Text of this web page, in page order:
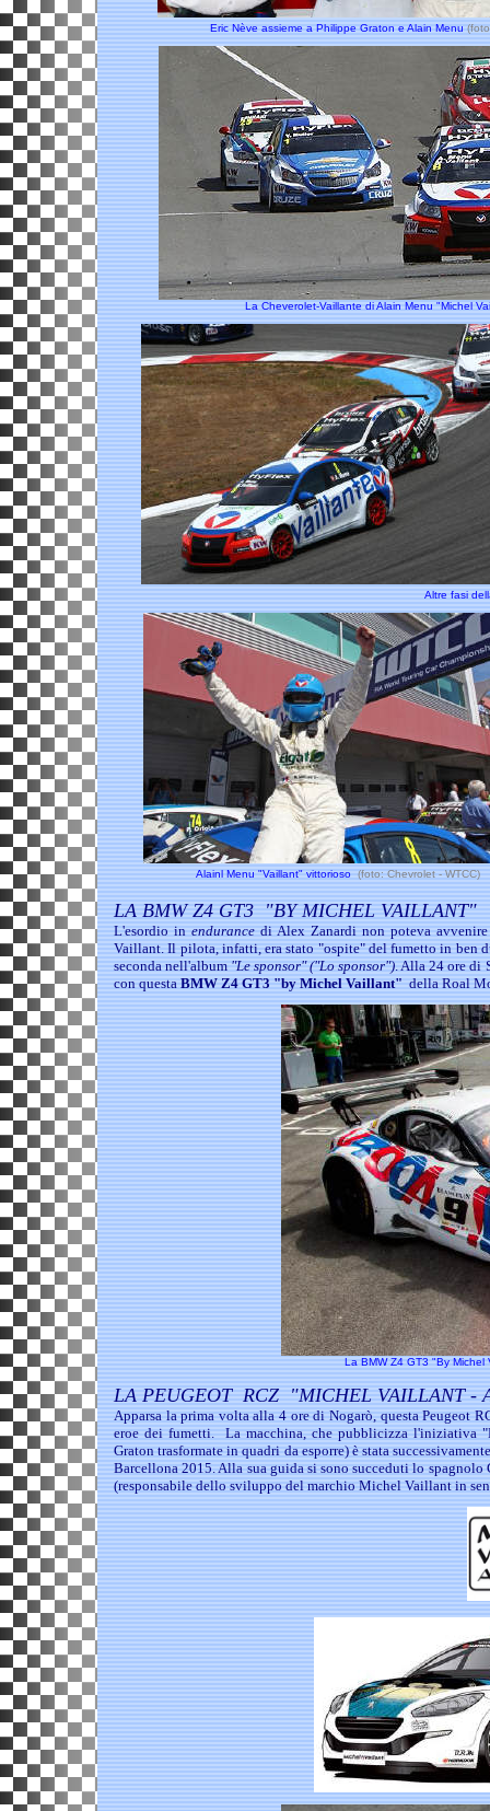
Eric Nève assieme a Philippe Graton e Alain Menu (
La Cheverolet-Vaillante di Alain Menu "Michel
Altre fasi
Alainl Menu "Vaillant" vittorioso (foto: Chevrolet - WTCC)
LA BMW Z4 GT3 "BY MICHEL VAILLANT"
L'esordio in endurance di Alex Zanardi non poteva
Vaillant. Il pilota, infatti, era stato "ospite" del fumetto in ben
seconda nell'album "Le sponsor" ("Lo sponsor"). Alla 24 ore di
con questa BMW Z4 GT3 "by Michel Vaillant" della Roal
La BMW Z4 GT3 "By
LA PEUGEOT RCZ "MICHEL VAILLANT -
Apparsa la prima volta alla 4 ore di Nogarò, questa Peugeot
eroe dei fumetti. La macchina, che pubblicizza l'iniziativa
Graton trasformate in quadri da esporre) è stata
Barcellona 2015. Alla sua guida si sono succeduti lo spagnolo
(responsabile dello sviluppo del marchio Michel Vaillant in